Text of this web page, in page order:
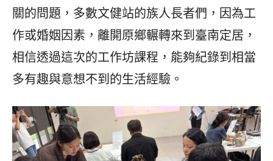
關的問題，多數文健站的族人長者們，因為工
作或婚姻因素，離開原鄉輾轉來到臺南定居，
相信透過這次的工作坊課程，能夠紀錄到相當
多有趣與意想不到的生活經驗。